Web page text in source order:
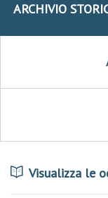
ARCHIVIO
Visualizza le